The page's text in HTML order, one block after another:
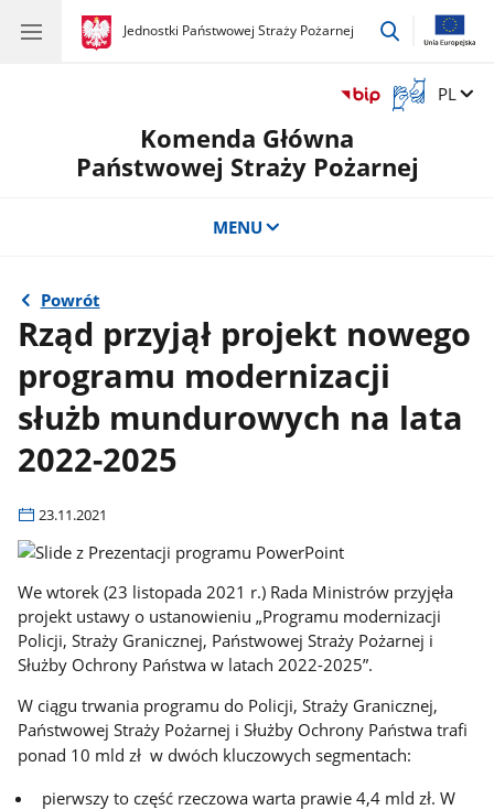
gov.pl
Jednostki Państwowej Straży Pożarnej
gov.pl
Jednostki
przejdź
Otwórz
okno
tłumaczem
języka
Zmień
PL
Komenda Główna
Państwowej Straży Pożarnej
MENU
Powrót
Rząd przyjął projekt nowego
programu modernizacji
służb mundurowych na lata
2022-2025
23.11.2021
We wtorek (23 listopada 2021 r.) Rada Ministrów przyjęła
projekt ustawy o ustanowieniu „Programu modernizacji
Policji, Straży Granicznej, Państwowej Straży Pożarnej i
Służby Ochrony Państwa w latach 2022-2025”.
W ciągu trwania programu do Policji, Straży Granicznej,
Państwowej Straży Pożarnej i Służby Ochrony Państwa trafi
ponad 10 mld złw dwóch kluczowych segmentach:
pierwszy to część rzeczowa warta prawie 4,4 mld zł. W